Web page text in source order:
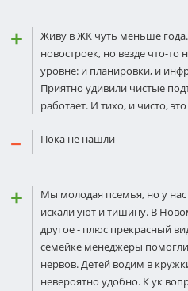
Живу в ЖК чуть меньше
новостроек, но везде что-то
уровне: и планировки, и
Приятно удивили чистые
работает. И тихо, и чисто,
Пока не нашли
Мы молодая псемья, но у нас
искали уют и тишину. В
другое - плюс прекрасный
семейке менеджеры
нервов. Детей водим в
невероятно удобно. К ук